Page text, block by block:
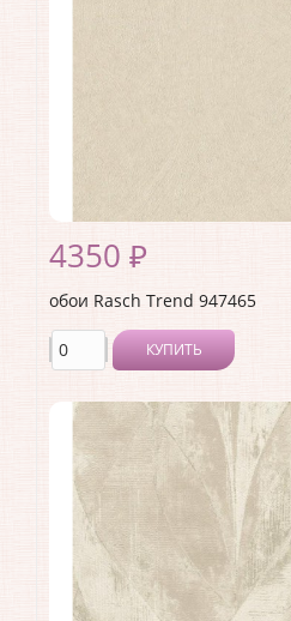
4350 ₽
обои Rasch Trend 947465
КУПИТЬ
Производитель:Rasch
Коллекция:Trend
Длина рулона: 10.05 .
Ширина рулона:
1.06 .
Материал покрытия:
Виниловое
Страна:
Материал основы:
Флизелин
Раппорт: <>